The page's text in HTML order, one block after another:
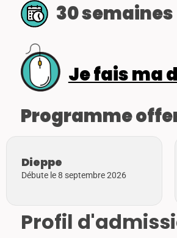
30 semaines
Je fais ma
Programme
Dieppe
Débute le 8 septembre 2026
Profil